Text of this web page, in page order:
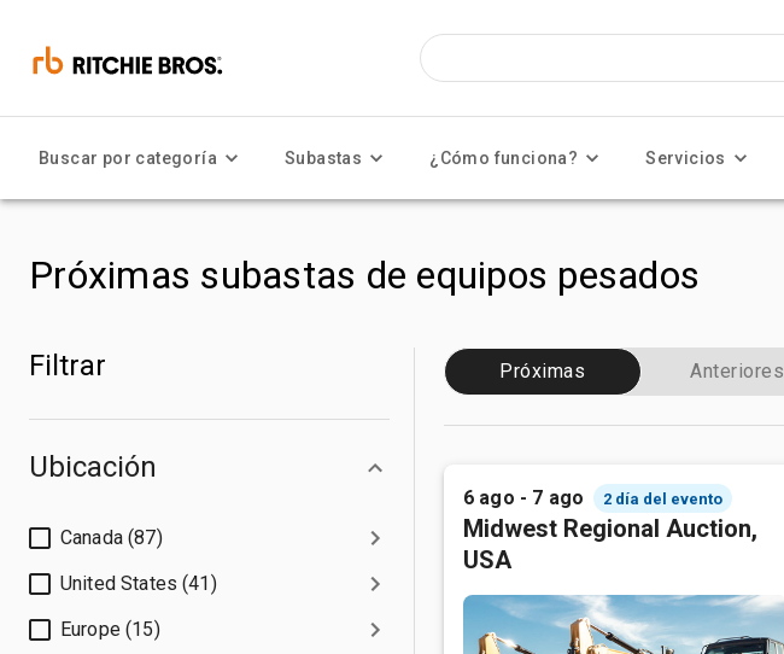
Buscar por categoría Subastas ¿Cómo funciona? Servicios
Próximas subastas de equipos pesados
Filtrar
Ubicación
Canada (87)
United States (41)
Europe (15)
Próximas Anteriores
6 ago - 7 ago 2 día del evento
Midwest Regional Auction,
USA